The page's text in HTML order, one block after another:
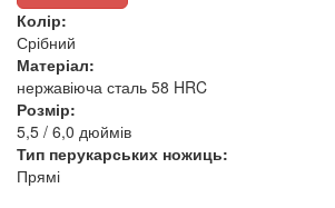
Колір:
Срібний
Матеріал:
нержавіюча сталь 58 HRC
Розмір:
5,5 / 6,0 дюймів
Тип перукарських ножиць:
Прямі